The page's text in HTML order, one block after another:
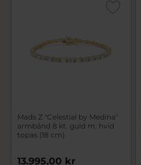
Mads Z "Celestial by Medina"
armbånd 8 kt. guld m. hvid
topas (18 cm)
13.995,00 kr